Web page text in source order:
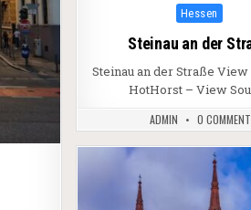
Posted in
Hessen
Steinau an der
Steinau an der Straße
HotHorst – View
ADMIN 0 COMMENT